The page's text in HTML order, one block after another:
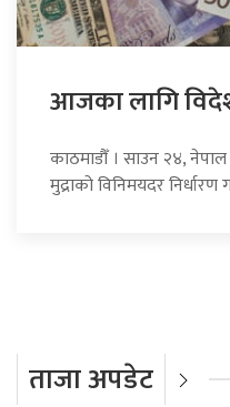
आजका लागि
काठमाडौँ । साउन २४,
मुद्राको विनिमयदर
ताजा अपडेट